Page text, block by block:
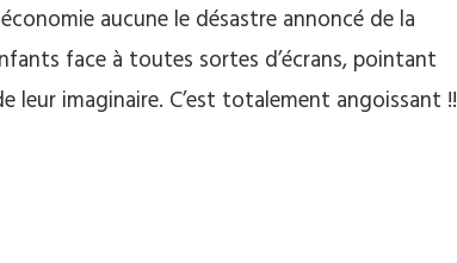
aucune le désastre annoncé de la
face à toutes sortes d’écrans, pointant
imaginaire. C’est totalement angoissant !!